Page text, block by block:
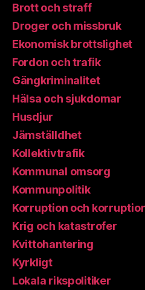
Brott och straff
Droger och missbruk
Ekonomisk brottslighet
Fordon och trafik
Gängkriminalitet
Hälsa och sjukdomar
Husdjur
Jämställdhet
Kollektivtrafik
Kommunal omsorg
Kommunpolitik
Korruption och
Krig och katastrofer
Kvittohantering
Kyrkligt
Lokala rikspolitiker